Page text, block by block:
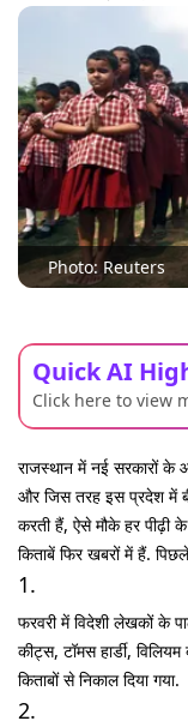
Photo: Reuters
Quick AI
Click here to view
राजस्थान में नई सरकारों के
और जिस तरह इस प्रदेश में
करती हैं, ऐसे मौके हर पीढ़ी
किताबें फिर खबरों में हैं.
1.
फरवरी में विदेशी लेखकों के
कीट्स, टॉमस हार्डी,
किताबों से निकाल दिया गया.
2.